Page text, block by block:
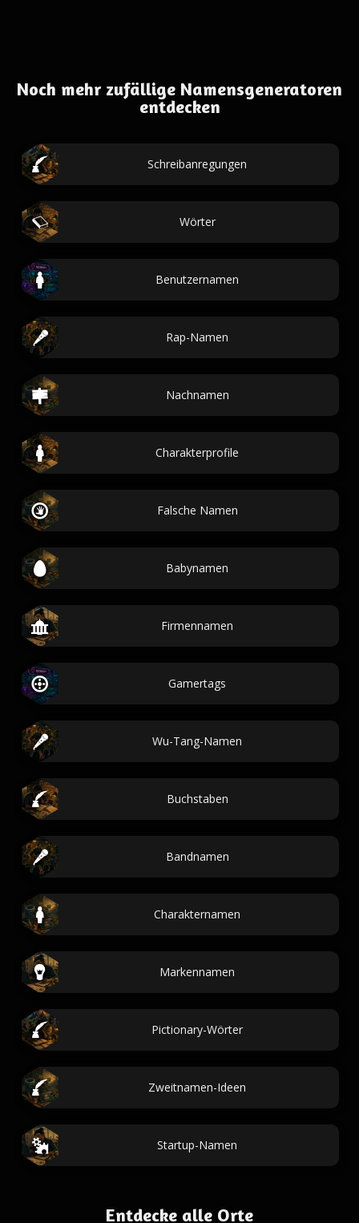
Noch mehr zufällige Namensgeneratoren
entdecken
Schreibanregungen
Wörter
Benutzernamen
Rap-Namen
Nachnamen
Charakterprofile
Falsche Namen
Babynamen
Firmennamen
Gamertags
Wu-Tang-Namen
Buchstaben
Bandnamen
Charakternamen
Markennamen
Pictionary-Wörter
Zweitnamen-Ideen
Startup-Namen
Entdecke alle Orte